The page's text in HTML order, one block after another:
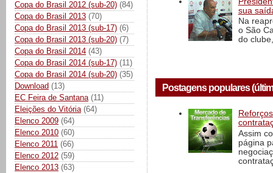
Copa do Brasil 2012 (sub-20) (84)
Copa do Brasil 2013 (70)
Copa do Brasil 2013 (sub-17) (6)
Copa do Brasil 2013 (sub-20) (7)
Copa do Brasil 2014 (43)
Copa do Brasil 2014 (sub-17) (11)
Copa do Brasil 2014 (sub-20) (35)
Download (13)
EC Feira de Santana (11)
Eleições do Vitória (64)
Elenco 2009 (64)
Elenco 2010 (60)
Elenco 2011 (66)
Elenco 2012 (59)
Elenco 2013 (63)
sua
Na
o São
do
Postagens populares
Assim
página